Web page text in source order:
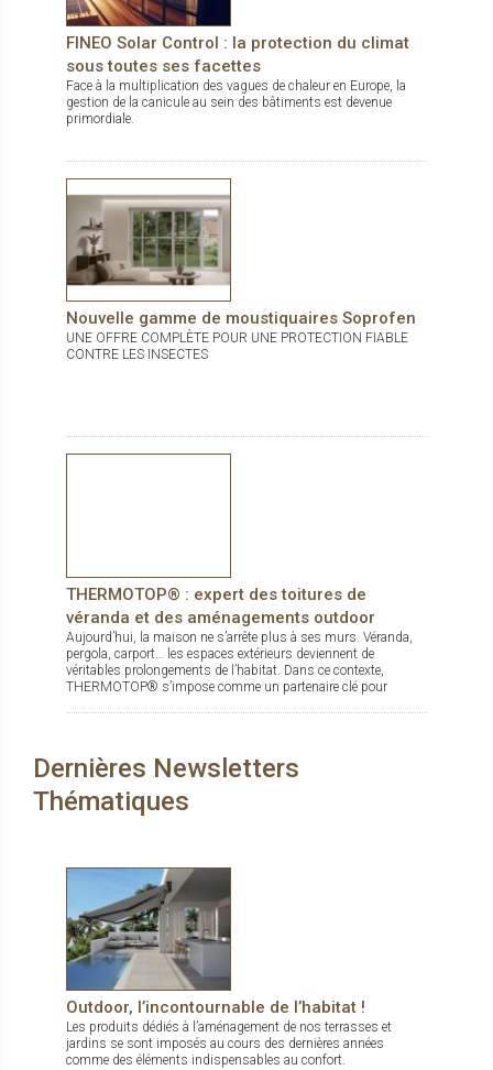
FINEO Solar Control : la protection du climat
sous toutes ses facettes
Face à la multiplication des vagues de chaleur en Europe, la
gestion de la canicule au sein des bâtiments est devenue
primordiale.
Nouvelle gamme de moustiquaires Soprofen
UNE OFFRE COMPLÈTE POUR UNE PROTECTION FIABLE
CONTRE LES INSECTES
THERMOTOP® : expert des toitures de
véranda et des aménagements outdoor
Aujourd’hui, la maison ne s’arrête plus à ses murs. Véranda,
pergola, carport… les espaces extérieurs deviennent de
véritables prolongements de l’habitat. Dans ce contexte,
THERMOTOP® s’impose comme un partenaire clé pour
Dernières Newsletters
Thématiques
Outdoor, l’incontournable de l’habitat !
Les produits dédiés à l’aménagement de nos terrasses et
jardins se sont imposés au cours des dernières années
comme des éléments indispensables au confort.